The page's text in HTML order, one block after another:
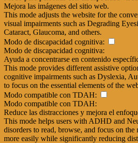
Mejora las imágenes del sitio web.
This mode adjusts the website for the
visual impairments such as Degrading
Cataract, Glaucoma, and others.
Modo de discapacidad cognitiva:
Modo de discapacidad cognitiva:
Ayuda a concentrarse en contenido
This mode provides different assistive
cognitive impairments such as Dyslexia,
to focus on the essential elements of the
Modo compatible con TDAH:
Modo compatible con TDAH:
Reduce las distracciones y mejora el
This mode helps users with ADHD and
disorders to read, browse, and focus on the
more easily while significantly reducing